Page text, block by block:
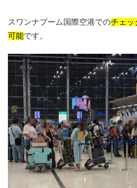
スワンナプーム国際空港でのチェッ
可能です。